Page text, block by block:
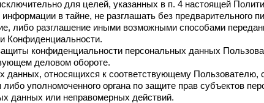
для целей, указанных в п. 4 настоящей
в тайне, не разглашать без предварительного
либо разглашение иными возможными способами
Конфиденциальности.
конфиденциальности персональных данных
деловом обороте.
данных, относящихся к соответствующему Пользователю,
либо уполномоченного органа по защите прав субъектов
данных или неправомерных действий.